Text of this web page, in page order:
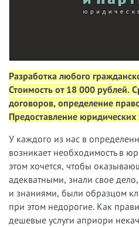
Разработка любого
Стоимость от 18 000 рублей.
договоров, определение
Предоставление
У каждого из нас в
возникает необходимость в
этом хочется, чтобы
адекватными, знали свое
и знаниями, были образцом
при этом недорогие. Как
дешевые услуги априори